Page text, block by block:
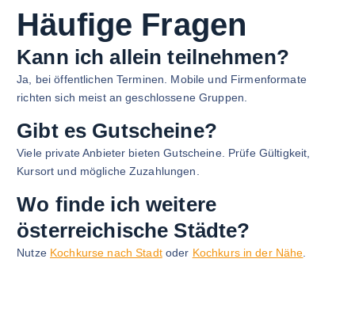
Häufige Fragen
Kann ich allein teilnehmen?
Ja, bei öffentlichen Terminen. Mobile und Firmenformate
richten sich meist an geschlossene Gruppen.
Gibt es Gutscheine?
Viele private Anbieter bieten Gutscheine. Prüfe Gültigkeit,
Kursort und mögliche Zuzahlungen.
Wo finde ich weitere
österreichische Städte?
Nutze Kochkurse nach Stadtoder Kochkurs in der Nähe